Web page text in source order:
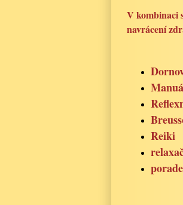
V kombinaci
navrácení
Reiki
r